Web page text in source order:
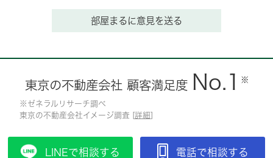
部屋まるに意見を送る
東京の不動産会社 顧客満足度 No.1 ※
※ゼネラルリサーチ調べ
東京の不動産会社イメージ調査 [詳細]
LINEで相談する 電話で相談する